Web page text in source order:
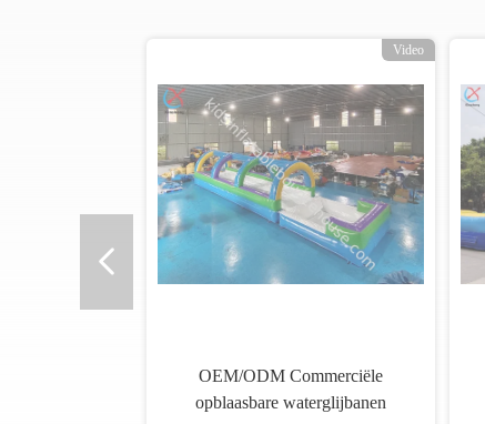
Video
OEM/ODM Commerciële
opblaasbare waterglijbanen